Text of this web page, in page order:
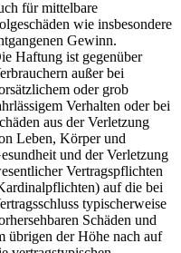
für mittelbare
wie insbesondere
Gewinn.
Haftung ist gegenüber
außer bei
oder grob
Verhalten oder bei
aus der Verletzung
Leben, Körper und
und der Verletzung
Vertragspflichten
auf die bei
typischerweise
Schäden und
übrigen der Höhe nach auf